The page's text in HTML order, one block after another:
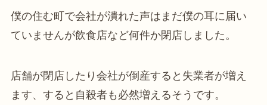
僕の住む町で会社が潰れた声はまだ僕の耳に届い
ていませんが飲食店など何件か閉店しました。
店舗が閉店したり会社が倒産すると失業者が増え
ます、すると自殺者も必然増えるそうです。